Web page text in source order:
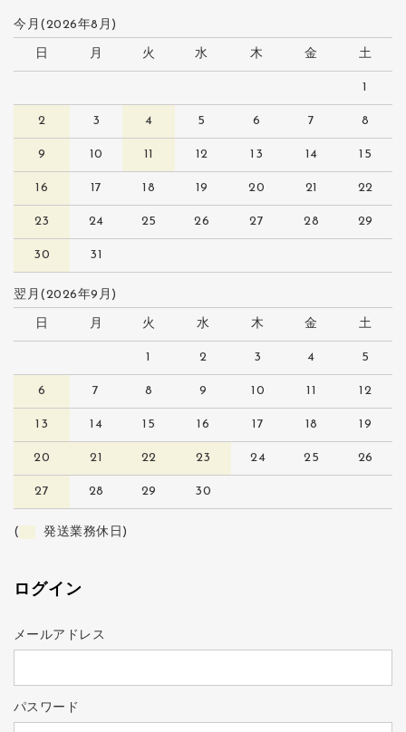
今月(2026年8月)
日 月 火 水 木 金 土
1
2 3 4 5 6 7 8
9 10 11 12 13 14 15
16 17 18 19 20 21 22
23 24 25 26 27 28 29
30 31
翌月(2026年9月)
日 月 火 水 木 金 土
1 2 3 4 5
6 7 8 9 10 11 12
13 14 15 16 17 18 19
20 21 22 23 24 25 26
27 28 29 30
( 発送業務休日)
ログイン
メールアドレス
パスワード